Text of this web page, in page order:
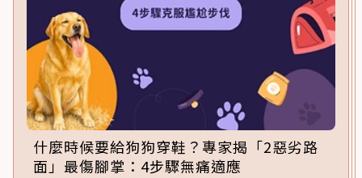
什麼時候要給狗狗穿鞋？專家揭「2惡劣路
面」最傷腳掌：4步驟無痛適應